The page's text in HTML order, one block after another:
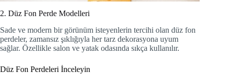
2. Düz Fon Perde Modelleri
Sade ve modern bir görünüm isteyenlerin tercihi olan düz fon
perdeler, zamansız şıklığıyla her tarz dekorasyona uyum
sağlar. Özellikle salon ve yatak odasında sıkça kullanılır.
Düz Fon Perdeleri İnceleyin